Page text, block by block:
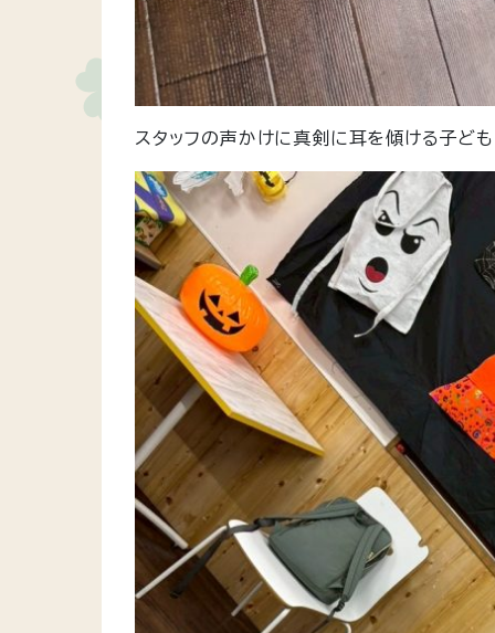
スタッフの声かけに真剣に耳を傾ける子ども